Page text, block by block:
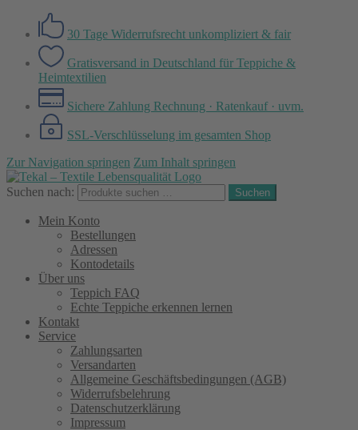
30 Tage Widerrufsrecht unkompliziert & fair
Gratisversand in Deutschland für Teppiche &
Heimtextilien
Sichere Zahlung Rechnung · Ratenkauf · uvm.
SSL-Verschlüsselung im gesamten Shop
Zur Navigation springen Zum Inhalt springen
Suchen nach: Suchen
Mein Konto
Bestellungen
Adressen
Kontodetails
Über uns
Teppich FAQ
Echte Teppiche erkennen lernen
Kontakt
Service
Zahlungsarten
Versandarten
Allgemeine Geschäftsbedingungen (AGB)
Widerrufsbelehrung
Datenschutzerklärung
Impressum